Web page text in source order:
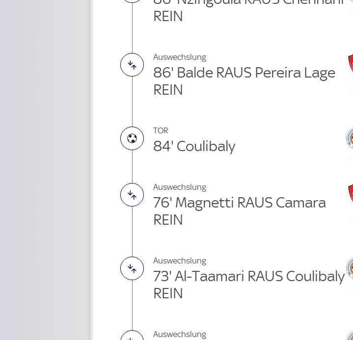
REIN
Auswechslung
86' Balde RAUS Pereira Lage
REIN
TOR
84' Coulibaly
Auswechslung
76' Magnetti RAUS Camara
REIN
Auswechslung
73' Al-Taamari RAUS Coulibaly
REIN
Auswechslung